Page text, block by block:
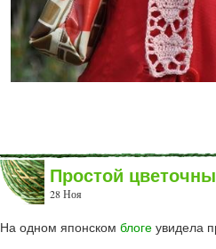
Простой
28 Ноя
На одном японском блоге увидела